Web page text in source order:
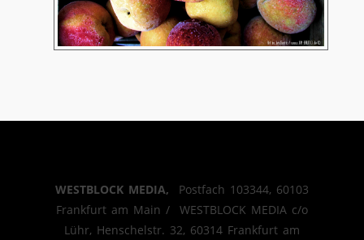
WESTBLOCK MEDIA, Postfach 103344, 60103
Frankfurt am Main / WESTBLOCK MEDIA c/o
Lühr, Henschelstr. 32, 60314 Frankfurt am